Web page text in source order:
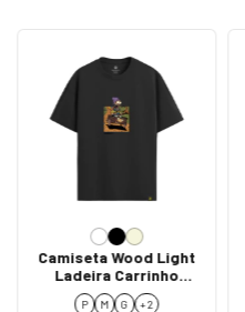
Camiseta Wood Light
Ladeira Carrinho
Madeira
P M G + 2